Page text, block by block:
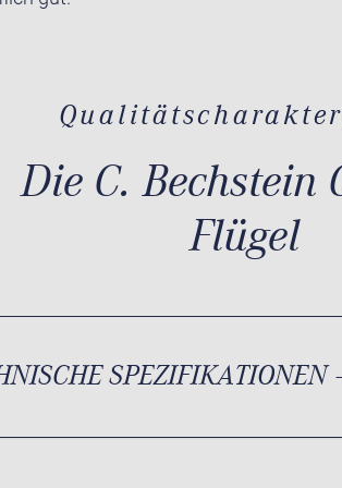
Die C. Bechstein
Flügel
SPEZIFIKATIONEN